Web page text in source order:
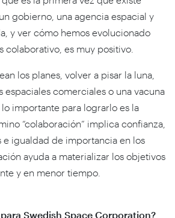
gobierno, una agencia espacial y
y ver cómo hemos evolucionado
colaborativo, es muy positivo.
los planes, volver a pisar la luna,
espaciales comerciales o una vacuna
importante para lograrlo es la
“colaboración” implica confianza,
e igualdad de importancia en los
ayuda a materializar los objetivos
y en menor tiempo.
Swedish Space Corporation?